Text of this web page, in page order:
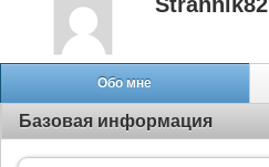
Обо мне
Базовая информация